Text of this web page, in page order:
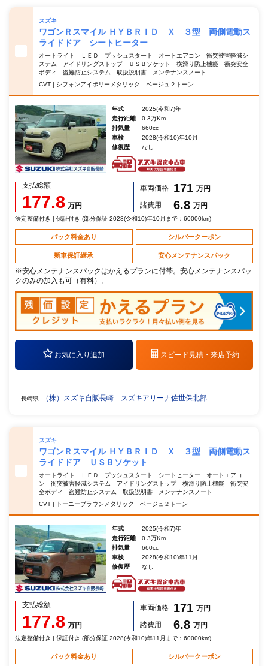
スズキ
ワゴンＲスマイル ＨＹＢＲＩＤ Ｘ ３型 両側電動ス
ライドドア シートヒーター
オートライト ＬＥＤ プッシュスタート オートエアコン 衝突被害軽減シ
ステム アイドリングストップ ＵＳＢソケット 横滑り防止機能 衝突安全
ボディ 盗難防止システム 取扱説明書 メンテナンスノート
CVT | シフォンアイボリーメタリック ベージュ２トーン
年式
2025(令和7)年
走行距離
0.3万Km
排気量
660cc
車検
2028(令和10)年10月
修復歴
なし
支払総額
177.8 万円
車両価格 171 万円
諸費用
6.8 万円
法定整備付き | 保証付き (部分保証 2028(令和10)年10月まで：60000km)
パック料金あり シルバークーポン
新車保証継承 安心メンテナンスパック
※安心メンテナンスパックはかえるプランに付帯。安心メンテナンスパッ
クのみの加入も可（有料）。
お気に入り追加 スピード見積・ 来店予約
長崎県 （株）スズキ自販長崎 スズキアリーナ佐世保北部
スズキ
ワゴンＲスマイル ＨＹＢＲＩＤ Ｘ ３型 両側電動ス
ライドドア ＵＳＢソケット
オートライト ＬＥＤ プッシュスタート シートヒーター オートエアコ
ン 衝突被害軽減システム アイドリングストップ 横滑り防止機能 衝突安
全ボディ 盗難防止システム 取扱説明書 メンテナンスノート
CVT | トーニーブラウンメタリック ベージュ２トーン
年式
2025(令和7)年
走行距離
0.3万Km
排気量
660cc
車検
2028(令和10)年11月
修復歴
なし
支払総額
177.8 万円
車両価格 171 万円
諸費用
6.8 万円
法定整備付き | 保証付き (部分保証 2028(令和10)年11月まで：60000km)
パック料金あり シルバークーポン